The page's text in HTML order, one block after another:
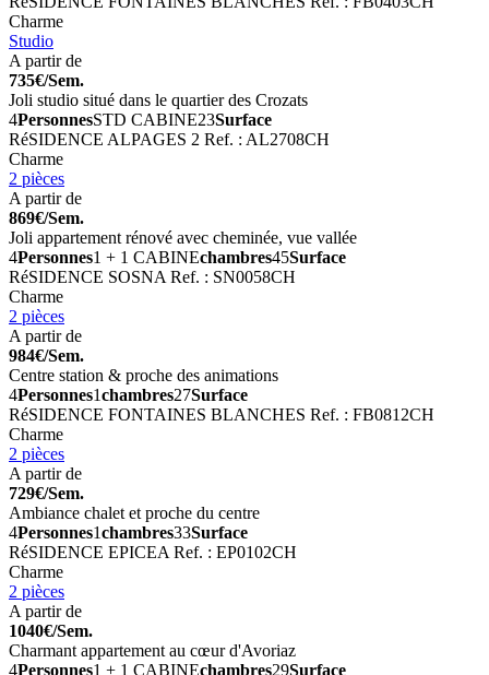
Charme
Studio
A partir de
735€/Sem.
Joli studio situé dans le quartier des Crozats
4PersonnesSTD CABINE23Surface
RéSIDENCE ALPAGES 2 Ref. : AL2708CH
Charme
2 pièces
A partir de
869€/Sem.
Joli appartement rénové avec cheminée, vue vallée
4Personnes1 + 1 CABINEchambres45Surface
RéSIDENCE SOSNA Ref. : SN0058CH
Charme
2 pièces
A partir de
984€/Sem.
Centre station & proche des animations
4Personnes1chambres27Surface
RéSIDENCE FONTAINES BLANCHES Ref. : FB0812CH
Charme
2 pièces
A partir de
729€/Sem.
Ambiance chalet et proche du centre
4Personnes1chambres33Surface
RéSIDENCE EPICEA Ref. : EP0102CH
Charme
2 pièces
A partir de
1040€/Sem.
Charmant appartement au cœur d'Avoriaz
4Personnes1 + 1 CABINEchambres29Surface